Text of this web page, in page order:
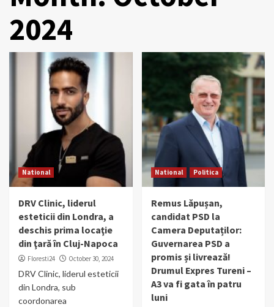
2024
National
DRV Clinic, liderul
esteticii din Londra, a
deschis prima locaţie
din ţară în Cluj-Napoca
Floresti24 October 30, 2024
DRV Clinic, liderul esteticii
din Londra, sub
coordonarea
National Politica
Remus Lăpușan,
candidat PSD la
Camera Deputaților:
Guvernarea PSD a
promis și livrează!
Drumul Expres Tureni –
A3 va fi gata în patru
luni